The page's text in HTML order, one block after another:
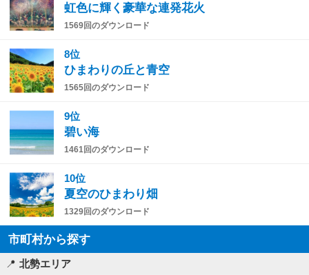
虹色に輝く豪華な連発花火
1569回のダウンロード
8位
ひまわりの丘と青空
1565回のダウンロード
9位
碧い海
1461回のダウンロード
10位
夏空のひまわり畑
1329回のダウンロード
市町村から探す
北勢エリア